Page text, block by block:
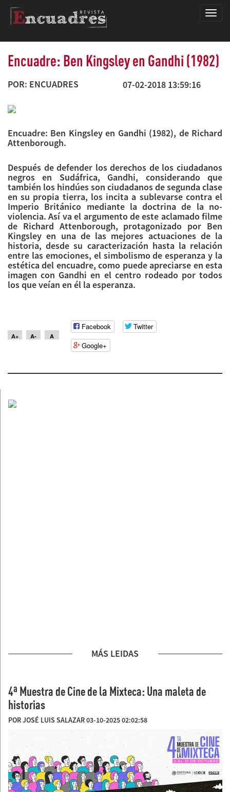
Encuadre: Ben Kingsley en Gandhi (1982)
POR: ENCUADRES 07-02-2018 13:59:16
Encuadre: Ben Kingsley en Gandhi (1982), de Richard
Attenborough.
Después de defender los derechos de los ciudadanos
negros en Sudáfrica, Gandhi, considerando que
también los hindúes son ciudadanos de segunda clase
en su propia tierra, los incita a sublevarse contra el
Imperio Británico mediante la doctrina de la no-
violencia. Así va el argumento de este aclamado filme
de Richard Attenborough, protagonizado por Ben
Kingsley en una de las mejores actuaciones de la
historia, desde su caracterización hasta la relación
entre las emociones, el simbolismo de esperanza y la
estética del encuadre, como puede apreciarse en esta
imagen con Gandhi en el centro rodeado por todos
los que veían en él la esperanza.
A+ A- A
Facebook
Twitter
Google+
MÁS LEIDAS
4ª Muestra de Cine de la Mixteca: Una maleta de
historias
POR JOSÉ LUIS SALAZAR 03-10-2025 02:02:58